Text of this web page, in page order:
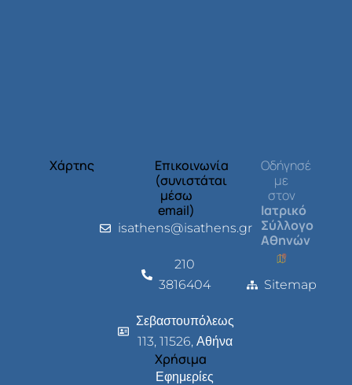
Χάρτης
Επικοινωνία
(συνιστάται
μέσω
email)
isathens@isathens.gr
210
3816404
Σεβαστουπόλεως
113, 11526, Αθήνα
Χρήσιμα
Εφημερίες
Οδήγησέ
με
στον
Ιατρικό
Σύλλογο
Αθηνών
Sitemap